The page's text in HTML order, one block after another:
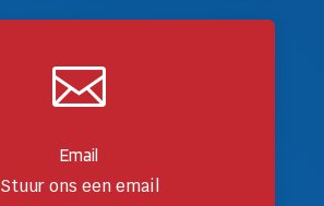

Email
Stuur ons een email